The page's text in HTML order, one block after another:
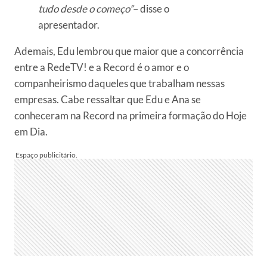
tudo desde o começo”– disse o
apresentador.
Ademais, Edu lembrou que maior que a concorrência
entre a RedeTV! e a Record é o amor e o
companheirismo daqueles que trabalham nessas
empresas. Cabe ressaltar que Edu e Ana se
conheceram na Record na primeira formação do Hoje
em Dia.